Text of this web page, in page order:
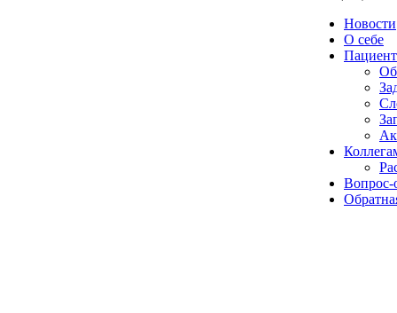
Новости
О себе
Об
Вопрос-